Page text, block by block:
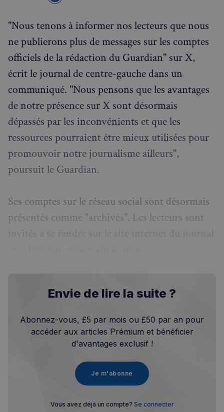
"Nous tenons à informer nos lecteurs que nous
ne publierons plus de messages sur les comptes
officiels de la rédaction du Guardian" sur X,
écrit le journal de centre-gauche dans un
communiqué. "Nous pensons que les avantages
de notre présence sur X sont désormais
dépassés par les inconvénients et que les
ressources pourraient être mieux utilisées pour
promouvoir notre journalisme ailleurs",
poursuit le Guardian.
Ses comptes sur le réseau social sont désormais
présentés comme "archivés". Les lecteurs sont
Envie de lire la suite ?
Abonnez-vous, £5 par mois ou £50 par an pour
accéder aux articles Prémium et bénéficier
d'avantages exclusif !
Je m'abonne
Vous avez déjà un compte? Se connecter